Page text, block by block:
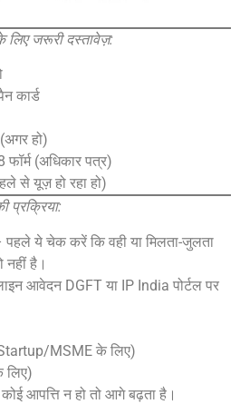
जरूरी दस्तावेज़:
कार्ड
हो)
फॉर्म (अधिकार पत्र)
से यूज़ हो रहा हो)
प्रक्रिया:
ये चेक करें कि वही या मिलता-जुलता
नहीं है।
आवेदन DGFT या IP India पोर्टल पर
MSME के लिए)
लिए)
आपत्ति न हो तो आगे बढ़ता है।